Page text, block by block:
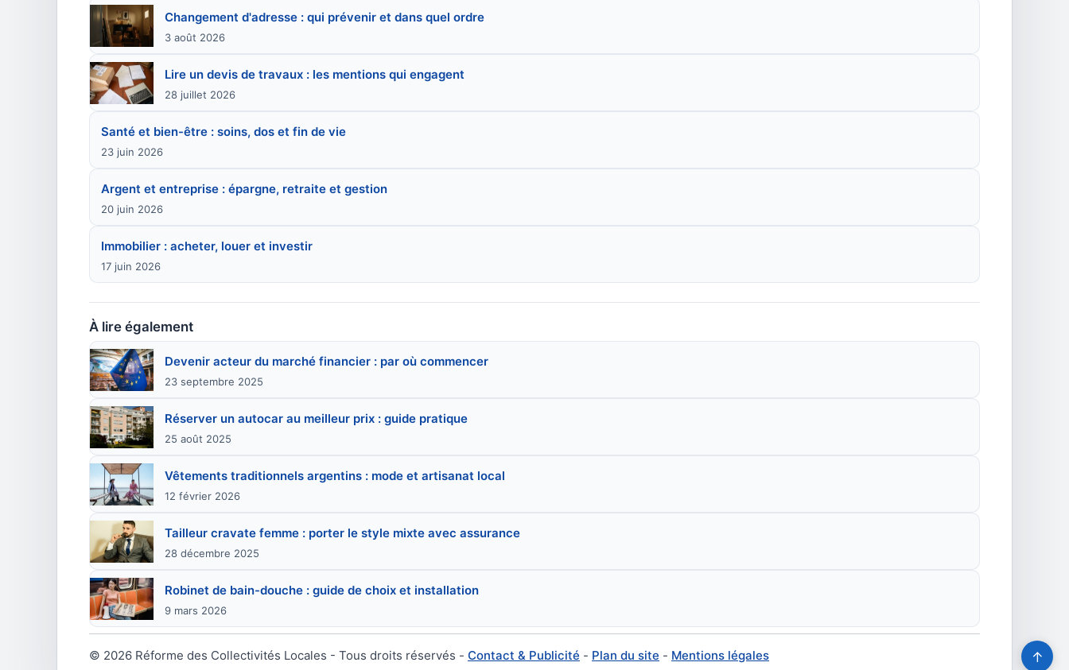
Changement d'adresse : qui prévenir et dans quel ordre
3 août 2026
Lire un devis de travaux : les mentions qui engagent
28 juillet 2026
Santé et bien-être : soins, dos et fin de vie
23 juin 2026
Argent et entreprise : épargne, retraite et gestion
20 juin 2026
Immobilier : acheter, louer et investir
17 juin 2026
À lire également
Devenir acteur du marché financier : par où commencer
23 septembre 2025
Réserver un autocar au meilleur prix : guide pratique
25 août 2025
Vêtements traditionnels argentins : mode et artisanat local
12 février 2026
Tailleur cravate femme : porter le style mixte avec assurance
28 décembre 2025
Robinet de bain-douche : guide de choix et installation
9 mars 2026
© 2026 Réforme des Collectivités Locales - Tous droits réservés - Contact & Publicité - Plan du site - Mentions légales ↑